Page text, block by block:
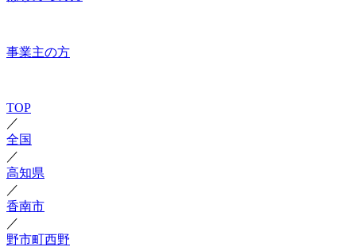
事業主の方
TOP
／
全国
／
高知県
／
香南市
／
野市町西野